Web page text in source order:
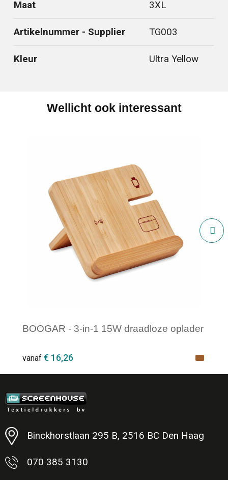
Maat 3XL
Artikelnummer - Supplier TG003
Kleur Ultra Yellow
Wellicht ook interessant
BOOGAR - 3-in-1 15W draadloze oplader
vanaf € 16,26
Minimale afname: 1
Binckhorstlaan 295 B, 2516 BC Den Haag
070 385 3130